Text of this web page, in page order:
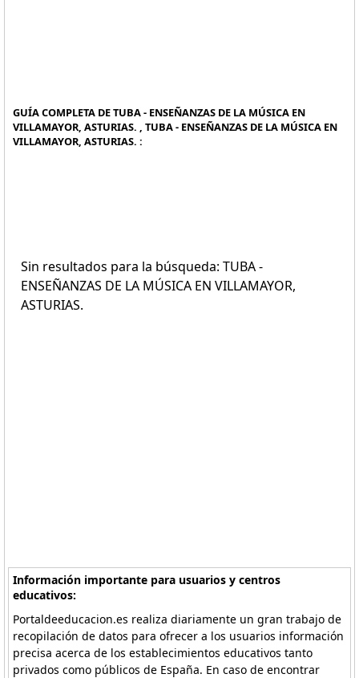
GUÍA COMPLETA DE TUBA - ENSEÑANZAS DE LA MÚSICA EN
VILLAMAYOR, ASTURIAS. , TUBA - ENSEÑANZAS DE LA MÚSICA EN
VILLAMAYOR, ASTURIAS. :
Sin resultados para la búsqueda: TUBA -
ENSEÑANZAS DE LA MÚSICA EN VILLAMAYOR,
ASTURIAS.
Información importante para usuarios y centros
educativos:
Portaldeeducacion.es realiza diariamente un gran trabajo de
recopilación de datos para ofrecer a los usuarios información
precisa acerca de los establecimientos educativos tanto
privados como públicos de España. En caso de encontrar